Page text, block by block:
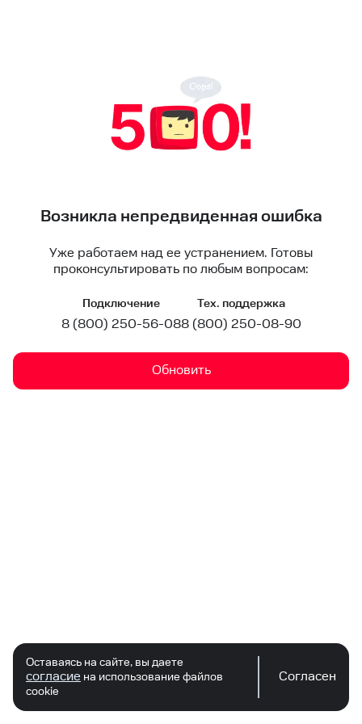
Возникла непредвиденная ошибка
Уже работаем над ее устранением. Готовы
проконсультировать по любым вопросам:
Подключение
8 (800) 250-56-08
Тех. поддержка
8 (800) 250-08-90
Обновить
Оставаясь на сайте, вы даете
согласие на использование файлов
cookie
Согласен